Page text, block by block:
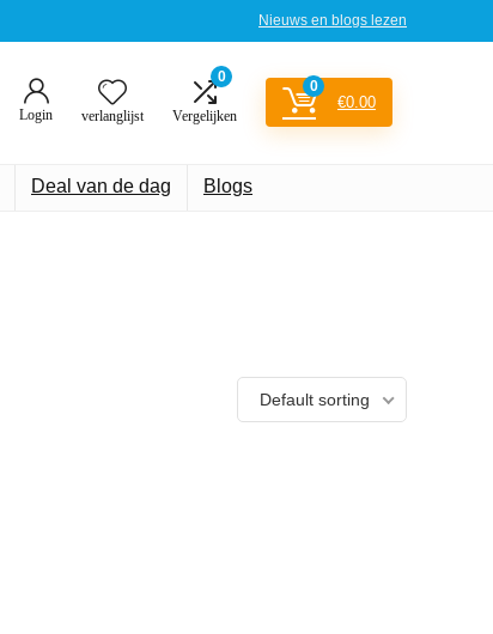
Nieuws en blogs lezen
Login verlanglijst
0
Vergelijken
0
€0.00
Deal van de dag Blogs
Default sorting